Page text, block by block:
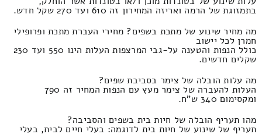
בתמזוגת של הרמה ואריזה המחירון זה 610 ועד 270 שקל חדש.
מה מחיר שינוע של מתכת בשפים? מחירי העברת מתכת ופרופילי
חמרן לכל יישוב
כולל הנפות והטענה על-גבי המרצפות העלות הינו 550 ועד 230
שקלים חדשים.
מה עלות הובלה של צימר בסביבת שפים?
העלות להעברה של צימר מעץ עם הנפות המחיר זה 790
ומקסימום 340 ש"ח.
מהו תעריף הובלה של חיות בית בשפים והסביבה?
תעריף של שינוע של חיות בית לדוגמה: בעלי חיים לבית, בעלי